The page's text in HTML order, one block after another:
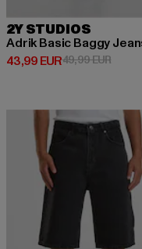
2Y STUDIOS
Adrik Basic Baggy
43,99 EUR
Derzeitiger Preis: 43,99
49,99 EUR